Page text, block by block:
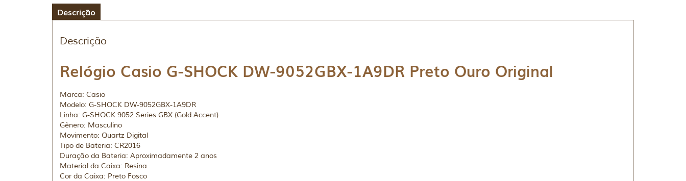
Descrição
Descrição
Relógio Casio G-SHOCK DW-9052GBX-1A9DR Preto Ouro Original
Marca: Casio
Modelo: G-SHOCK DW-9052GBX-1A9DR
Linha: G-SHOCK 9052 Series GBX (Gold Accent)
Gênero: Masculino
Movimento: Quartz Digital
Tipo de Bateria: CR2016
Duração da Bateria: Aproximadamente 2 anos
Material da Caixa: Resina
Cor da Caixa: Preto Fosco